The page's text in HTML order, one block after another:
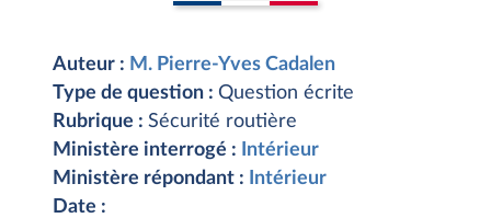
Auteur : M. Pierre-Yves Cadalen
Type de question : Question écrite
Rubrique : Sécurité routière
Ministère interrogé :
Intérieur
Ministère répondant :
Intérieur
Date :